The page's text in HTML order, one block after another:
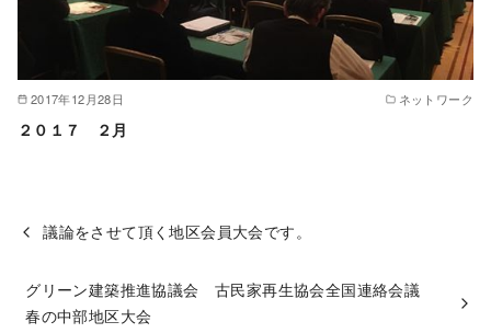
2017年12月28日 ネットワーク
２０１７ ２月
議論をさせて頂く地区会員大会です。
グリーン建築推進協議会 古民家再生協会全国連絡会議
春の中部地区大会